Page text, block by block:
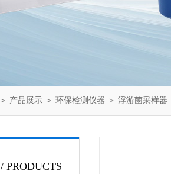
＞ 产品展示 ＞ 环保检测仪器 ＞ 浮游菌采样器
/ PRODUCTS